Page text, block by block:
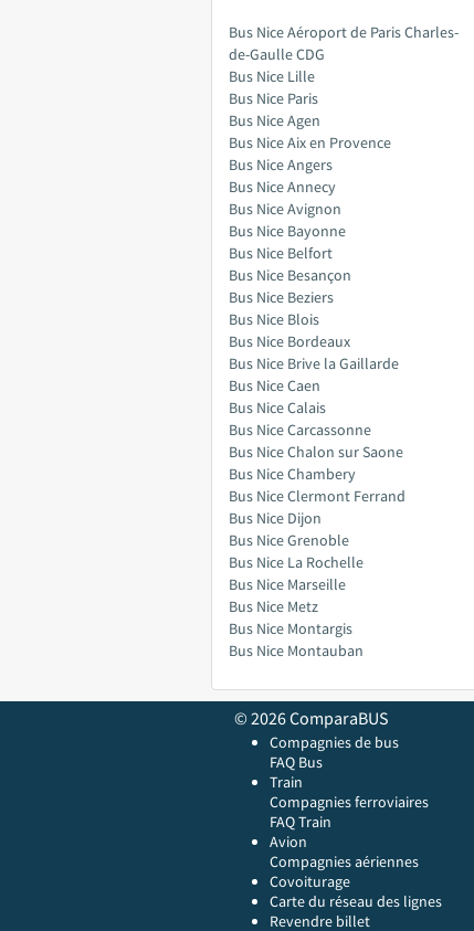
Bus Nice Aéroport de Paris Charles-
de-Gaulle CDG
Bus Nice Lille
Bus Nice Paris
Bus Nice Agen
Bus Nice Aix en Provence
Bus Nice Angers
Bus Nice Annecy
Bus Nice Avignon
Bus Nice Bayonne
Bus Nice Belfort
Bus Nice Besançon
Bus Nice Beziers
Bus Nice Blois
Bus Nice Bordeaux
Bus Nice Brive la Gaillarde
Bus Nice Caen
Bus Nice Calais
Bus Nice Carcassonne
Bus Nice Chalon sur Saone
Bus Nice Chambery
Bus Nice Clermont Ferrand
Bus Nice Dijon
Bus Nice Grenoble
Bus Nice La Rochelle
Bus Nice Marseille
Bus Nice Metz
Bus Nice Montargis
Bus Nice Montauban
© 2026 ComparaBUS
Compagnies de bus
FAQ Bus
Train
Compagnies ferroviaires
FAQ Train
Avion
Compagnies aériennes
Covoiturage
Carte du réseau des lignes
Revendre billet